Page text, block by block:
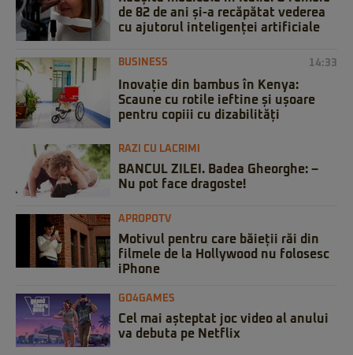
de 82 de ani și-a recăpătat vederea
cu ajutorul inteligenței artificiale
BUSINESS 14:33
Inovație din bambus în Kenya:
Scaune cu rotile ieftine și ușoare
pentru copiii cu dizabilități
RAZI CU LACRIMI
BANCUL ZILEI. Badea Gheorghe: –
Nu pot face dragoste!
APROPOTV
Motivul pentru care băieții răi din
filmele de la Hollywood nu folosesc
iPhone
GO4GAMES
Cel mai așteptat joc video al anului
va debuta pe Netflix